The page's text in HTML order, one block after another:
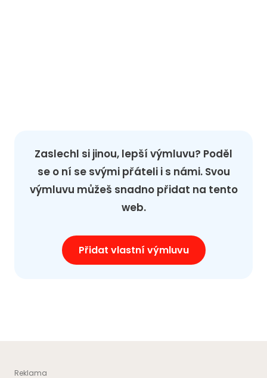
Zaslechl si jinou, lepší výmluvu? Poděl
se o ní se svými přáteli i s námi. Svou
výmluvu můžeš snadno přidat na tento
web.
Přidat vlastní výmluvu